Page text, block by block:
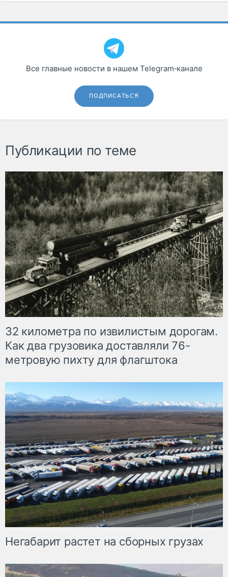
Все главные новости в нашем Telegram‑канале
ПОДПИСАТЬСЯ
Публикации по теме
32 километра по извилистым дорогам.
Как два грузовика доставляли 76-
метровую пихту для флагштока
Негабарит растет на сборных грузах